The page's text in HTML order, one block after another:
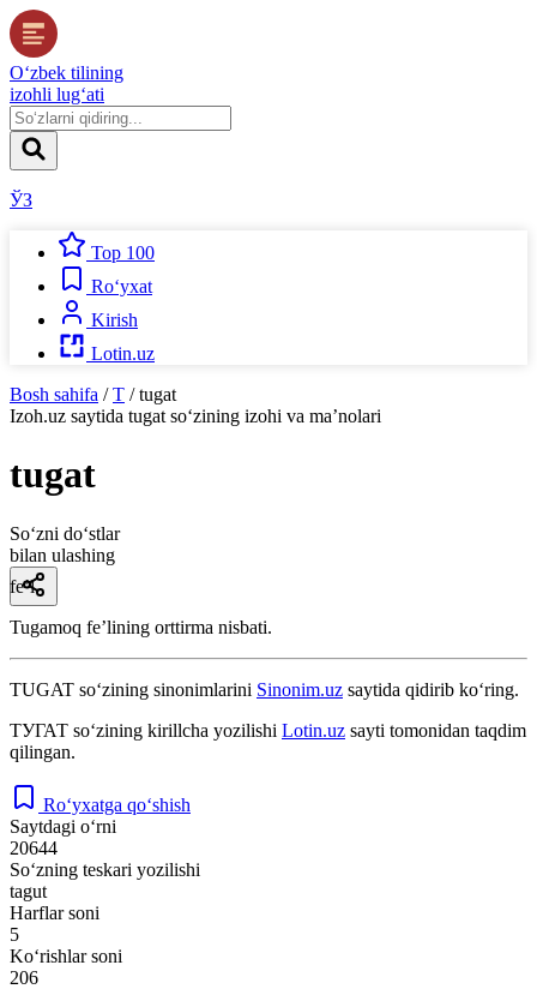
O‘zbek tilining
izohli lug‘ati
ЎЗ
Top 100
Ro‘yxat
Kirish
Lotin.uz
Bosh sahifa / T / tugat
Izoh.uz saytida tugat so‘zining izohi va ma’nolari
tugat
So‘zni do‘stlar
bilan ulashing
fe’l
Tugamoq feʼlining orttirma nisbati.
TUGAT so‘zining sinonimlarini Sinonim.uz saytida qidirib ko‘ring.
ТУГАТ so‘zining kirillcha yozilishi Lotin.uz sayti tomonidan taqdim
qilingan.
Ro‘yxatga qo‘shish
Saytdagi o‘rni
20644
So‘zning teskari yozilishi
tagut
Harflar soni
5
Ko‘rishlar soni
206